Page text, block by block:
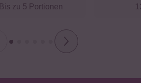
Bis zu 5 Portionen